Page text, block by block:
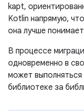
kapt,
Kotlin напрямую, что
она лучше
В процессе
одновременно в
может
библиотеке за